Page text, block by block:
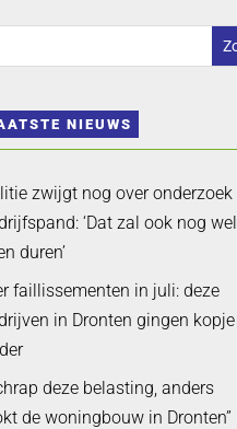
NIEUWS
zwijgt nog over onderzoek
‘Dat zal ook nog wel
duren’
faillissementen in juli: deze
in Dronten gingen kopje
deze belasting, anders
de woningbouw in Dronten”